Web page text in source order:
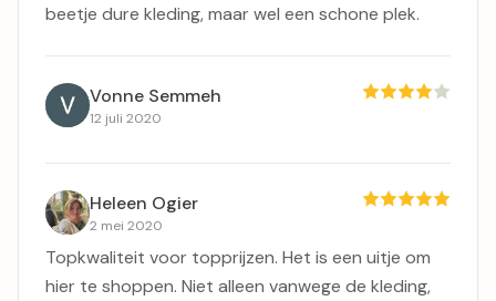
beetje dure kleding, maar wel een schone plek.
Vonne Semmeh
12 juli 2020
Heleen Ogier
2 mei 2020
Topkwaliteit voor topprijzen. Het is een uitje om
hier te shoppen. Niet alleen vanwege de kleding,